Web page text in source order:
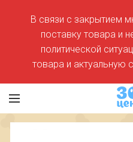
В связи с закрытием
поставку товара и
политической
товара и актуальную